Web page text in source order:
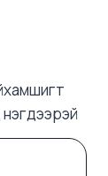
нэгдээрэй